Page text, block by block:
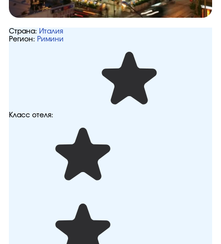
Страна: Италия
Регион: Римини
Класс отеля: